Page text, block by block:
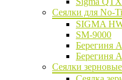
Сеялки для No-
SIGMA
SM-9000
Берегиня
Берегиня
Сеялки зерновые